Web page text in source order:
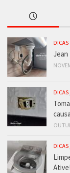
DICAS
Jean
DICAS
DICAS
Ative!